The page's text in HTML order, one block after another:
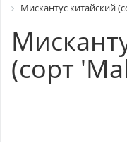
Мискантус китайский
(сорт